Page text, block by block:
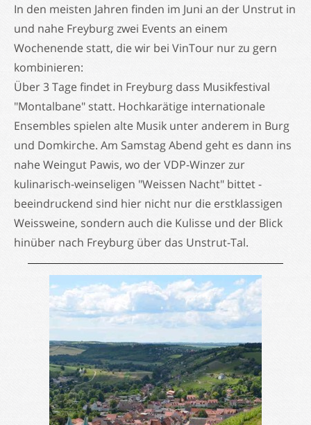
Kontaktformular
Impressum
Datenschutz
In den meisten Jahren finden im Juni an der Unstrut in
und nahe Freyburg zwei Events an einem
Wochenende statt, die wir bei VinTour nur zu gern
kombinieren:
Über 3 Tage findet in Freyburg dass Musikfestival
"Montalbane" statt. Hochkarätige internationale
Ensembles spielen alte Musik unter anderem in Burg
und Domkirche. Am Samstag Abend geht es dann ins
nahe Weingut Pawis, wo der VDP-Winzer zur
kulinarisch-weinseligen "Weissen Nacht" bittet -
beeindruckend sind hier nicht nur die erstklassigen
Weissweine, sondern auch die Kulisse und der Blick
hinüber nach Freyburg über das Unstrut-Tal.